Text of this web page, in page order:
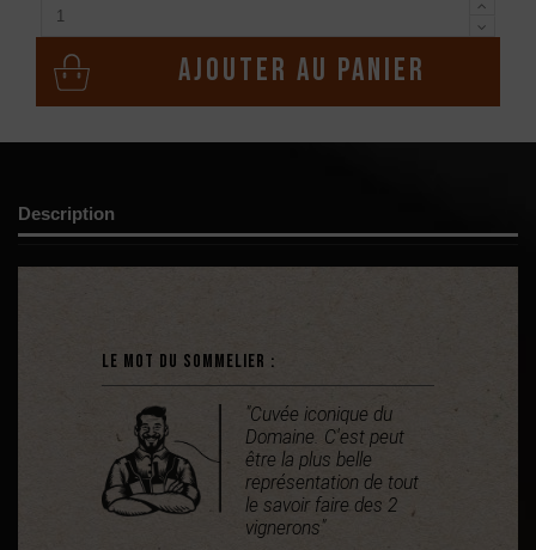
Ajouter au panier
Description
Le mot du sommelier :
"Cuvée iconique du
Domaine. C'est peut
être la plus belle
représentation de tout
le savoir faire des 2
vignerons"